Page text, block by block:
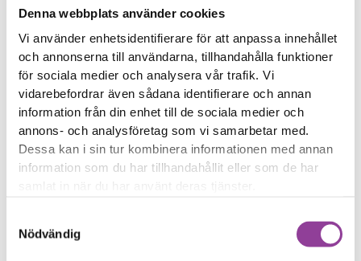
Denna webbplats använder cookies
Vi använder enhetsidentifierare för att anpassa innehållet
och annonserna till användarna, tillhandahålla funktioner
för sociala medier och analysera vår trafik. Vi
vidarebefordrar även sådana identifierare och annan
information från din enhet till de sociala medier och
annons- och analysföretag som vi samarbetar med.
Dessa kan i sin tur kombinera informationen med annan
information som du har tillhandahållit eller som de har
Nödvändig
Skärmen visar fel färger
Halva skärmen fungerar
inte eller är helt svart
Reparationstid – Ca 120
minuter
Boka tid